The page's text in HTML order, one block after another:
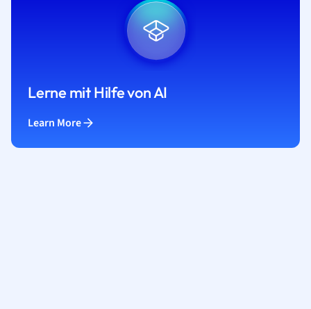
Lerne mit Hilfe von AI
Learn More